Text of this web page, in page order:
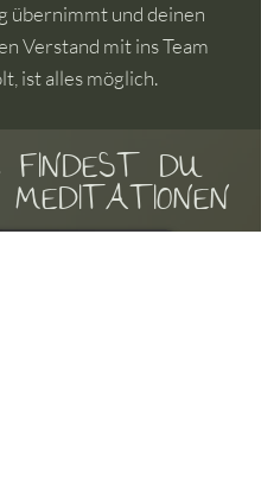
übernimmt und deinen
Verstand mit ins Team
ist alles möglich.
FINDEST DU